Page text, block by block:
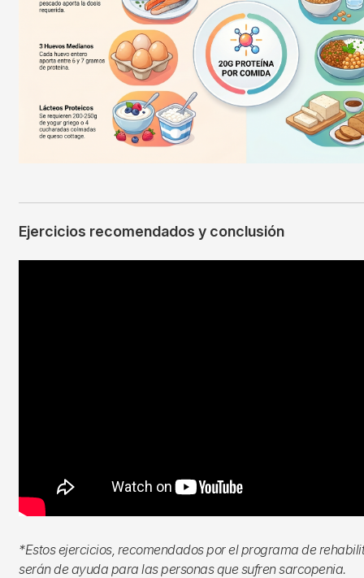
Ejercicios recomendados y conclusión
*Estos ejercicios, recomendados por el programa de
serán de ayuda para las personas que sufren sarcopenia.